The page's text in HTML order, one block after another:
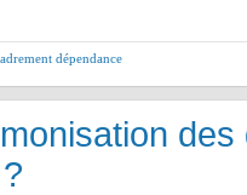
dépendance
des